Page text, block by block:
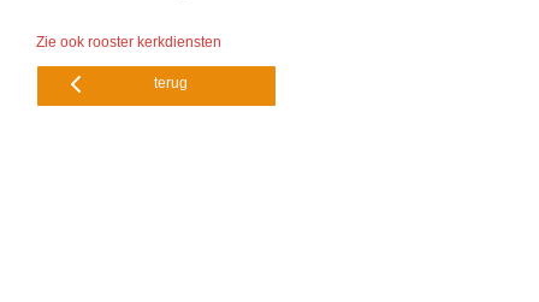
Zie ook rooster kerkdiensten
terug